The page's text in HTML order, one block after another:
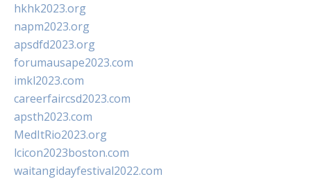
hkhk2023.org
napm2023.org
apsdfd2023.org
forumausape2023.com
imkl2023.com
careerfaircsd2023.com
apsth2023.com
MedItRio2023.org
lcicon2023boston.com
waitangidayfestival2022.com